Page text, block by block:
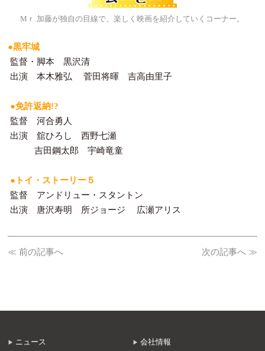
Mｒ.加藤が独自の目線で、楽しく映画を紹介していくコーナー。
●黒牢城
監督・脚本 黒沢清
出演 本木雅弘 菅田将暉 吉高由里子
●免許返納!?
監督 河合勇人
出演 舘ひろし 西野七瀬
吉田鋼太郎 宇崎竜童
●トイ・ストーリー５
監督 アンドリュー・スタントン
出演 唐沢寿明 所ジョージ 広瀬アリス
≪ 前の記事へ 次の記事へ ≫
ニュース
会社情報